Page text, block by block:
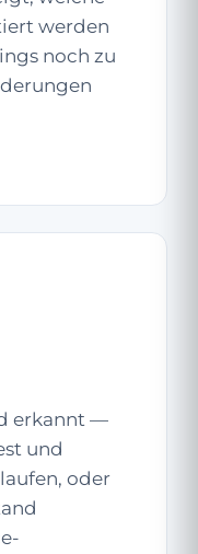
werden
noch zu
erkannt —
und
oder